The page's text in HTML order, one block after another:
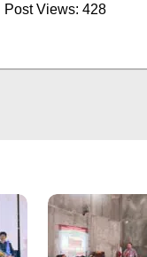
Post Views: 428